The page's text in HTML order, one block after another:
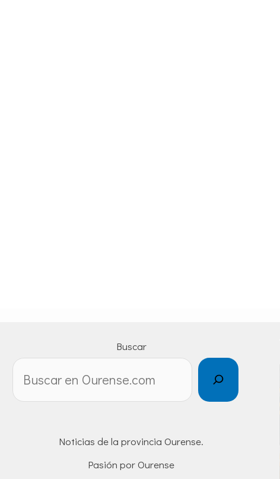
Buscar
Noticias de la provincia Ourense.
Pasión por Ourense